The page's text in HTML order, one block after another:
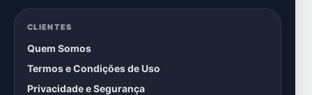
CLIENTES
Quem Somos
Termos e Condições de Uso
Privacidade e Segurança